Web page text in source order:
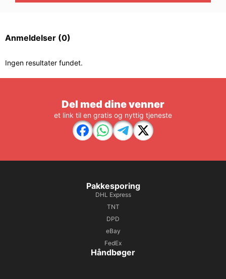
Anmeldelser (0)
Ingen resultater fundet.
Del med dine venner
et link til en gratis og nyttig tjeneste
Pakkesporing
DHL Express
TNT
DPD
eBay
FedEx
Håndbøger